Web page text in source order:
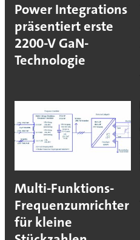
Power Integrations
präsentiert erste
2200-V GaN-
Technologie
Multi-Funktions-
Frequenzumrichter
für kleine